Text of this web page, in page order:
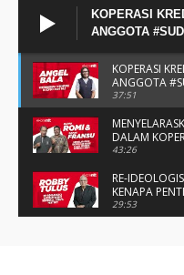
KOPERASI
ANGGOTA
KOPERASI
ANGGOTA
37:51
DALAM
BAPAK ROMI
43:26
RE-
KENAPA
TULUS
29:53